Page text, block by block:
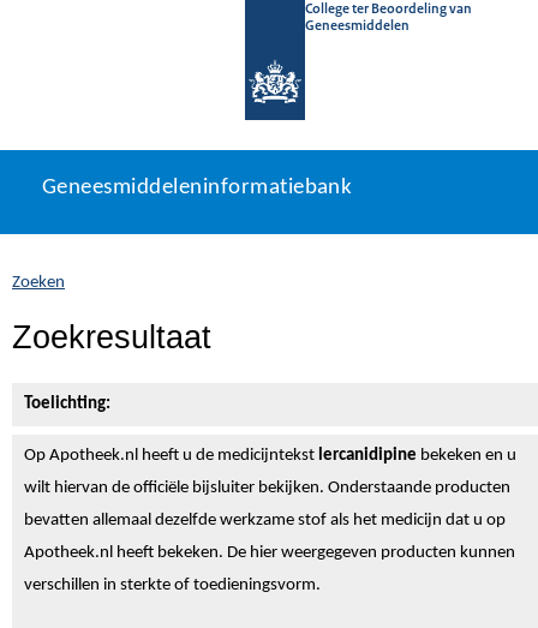
College ter Beoordeling van
Geneesmiddelen
naar
Geneesmiddeleninformatiebank
U
zich
hier:
Geneesmiddeleninformatiebank
Zoeken
Zoekresultaat
Toelichting:
Op Apotheek.nl heeft u de medicijntekst lercanidipine bekeken en u
wilt hiervan de officiële bijsluiter bekijken. Onderstaande producten
bevatten allemaal dezelfde werkzame stof als het medicijn dat u op
Apotheek.nl heeft bekeken. De hier weergegeven producten kunnen
verschillen in sterkte of toedieningsvorm.